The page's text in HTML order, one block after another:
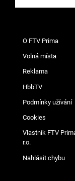
O FTV Prima
Volná místa
Reklama
HbbTV
Podmínky užívání
Cookies
Vlastník FTV
r.o.
Nahlásit chybu